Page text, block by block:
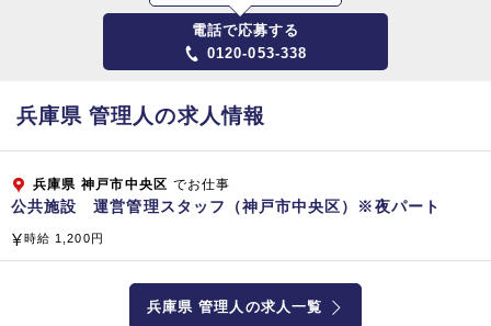
【東京本部】
〒141-0031 東京都品川区西五反田8‐4‐13
五反田JPビルディング 5階
資本金
1,808百万円（平成29年3月現在）
従業員数
コンストラクト＆リフォーム（建物・設備・省エネ提案）
サニテーション（食品製造工場や病院の消毒殺菌）
電話で応募する
0120-053-338
兵庫県 管理人の求人情報
兵庫県 神戸市中央区 でお仕事
公共施設 運営管理スタッフ（神戸市中央区）※夜パート
時給 1,200円
兵庫県 管理人の求人一覧